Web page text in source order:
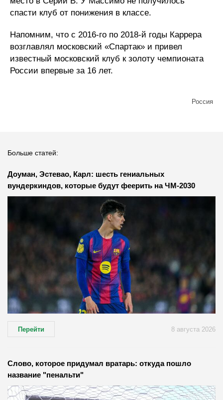
спасти клуб от понижения в классе.
Напомним, что с 2016-го по 2018-й годы Каррера
возглавлял московский «Спартак» и привел
известный московский клуб к золоту чемпионата
России впервые за 16 лет.
Россия
Больше статей:
Доуман, Эстевао, Карл: шесть гениальных
вундеркиндов, которые будут феерить на ЧМ-2030
Перейти 8 августа 2026
Слово, которое придумал вратарь: откуда пошло
название "пенальти"